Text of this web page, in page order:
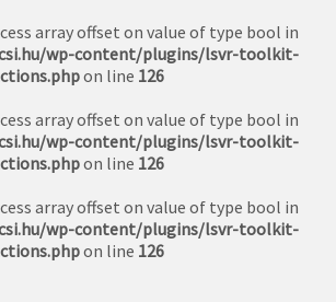
array offset on value of type bool in
wp-content/plugins/lsvr-toolkit-
on line 126
array offset on value of type bool in
wp-content/plugins/lsvr-toolkit-
on line 126
array offset on value of type bool in
wp-content/plugins/lsvr-toolkit-
on line 126